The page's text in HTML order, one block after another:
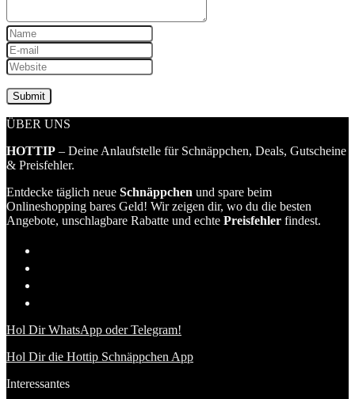
ÜBER UNS
HOTTIP – Deine Anlaufstelle für Schnäppchen, Deals, Gutscheine
& Preisfehler.
Entdecke täglich neue Schnäppchen und spare beim
Onlineshopping bares Geld! Wir zeigen dir, wo du die besten
Angebote, unschlagbare Rabatte und echte Preisfehler findest.
Hol Dir WhatsApp oder Telegram!
Hol Dir die Hottip Schnäppchen App
Interessantes